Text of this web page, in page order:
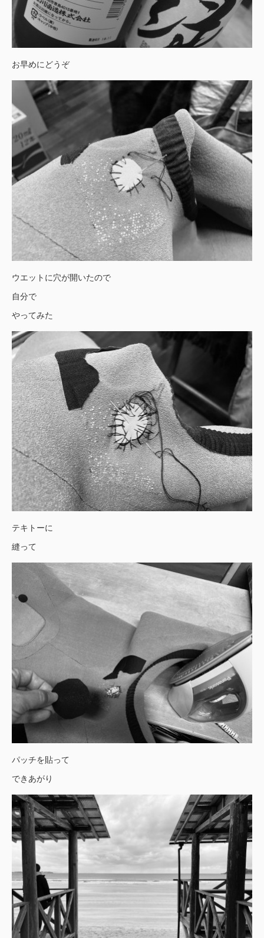
お早めにどうぞ
ウエットに穴が開いたので
自分で
やってみた
テキトーに
縫って
パッチを貼って
できあがり